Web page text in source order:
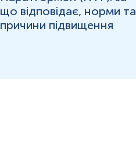
що відповідає, норми та
причини підвищення